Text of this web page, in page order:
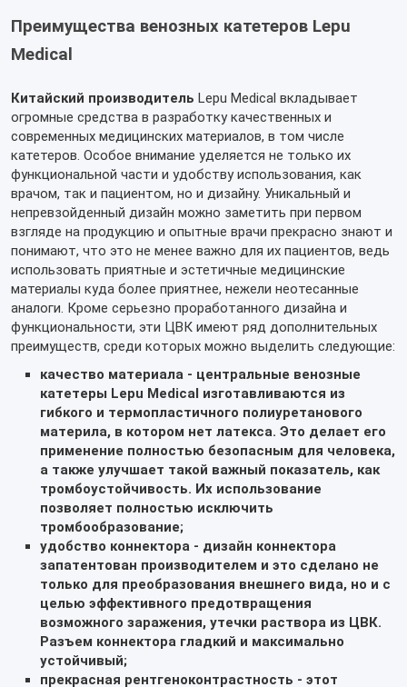
Преимущества венозных катетеров Lepu
Medical
Китайский производитель Lepu Medical вкладывает
огромные средства в разработку качественных и
современных медицинских материалов, в том числе
катетеров. Особое внимание уделяется не только их
функциональной части и удобству использования, как
врачом, так и пациентом, но и дизайну. Уникальный и
непревзойденный дизайн можно заметить при первом
взгляде на продукцию и опытные врачи прекрасно знают и
понимают, что это не менее важно для их пациентов, ведь
использовать приятные и эстетичные медицинские
материалы куда более приятнее, нежели неотесанные
аналоги. Кроме серьезно проработанного дизайна и
функциональности, эти ЦВК имеют ряд дополнительных
преимуществ, среди которых можно выделить следующие:
качество материала - центральные венозные
катетеры Lepu Medical изготавливаются из
гибкого и термопластичного полиуретанового
материла, в котором нет латекса. Это делает его
применение полностью безопасным для человека,
а также улучшает такой важный показатель, как
тромбоустойчивость. Их использование
позволяет полностью исключить
тромбообразование;
удобство коннектора - дизайн коннектора
запатентован производителем и это сделано не
только для преобразования внешнего вида, но и с
целью эффективного предотвращения
возможного заражения, утечки раствора из ЦВК.
Разъем коннектора гладкий и максимально
устойчивый;
прекрасная рентгеноконтрастность - этот